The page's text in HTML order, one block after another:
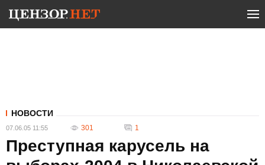
НОВОСТИ
07.06.05 11:55 301 1
Преступная карусель на